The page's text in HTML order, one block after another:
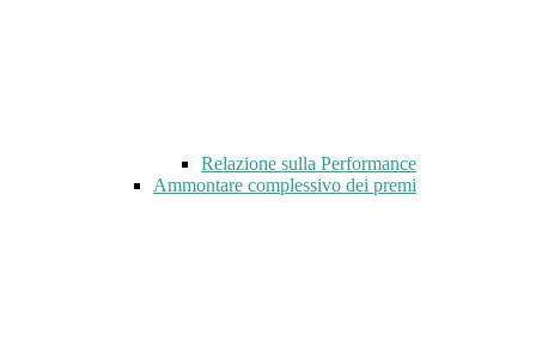
Relazione sulla Performance
Ammontare complessivo dei premi